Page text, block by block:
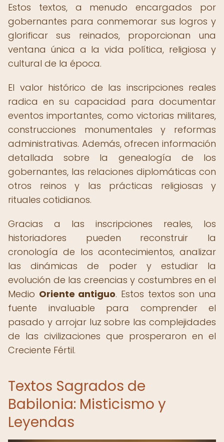
Estos textos, a menudo encargados por
gobernantes para conmemorar sus logros y
glorificar sus reinados, proporcionan una
ventana única a la vida política, religiosa y
cultural de la época.
El valor histórico de las inscripciones reales
radica en su capacidad para documentar
eventos importantes, como victorias militares,
construcciones monumentales y reformas
administrativas. Además, ofrecen información
detallada sobre la genealogía de los
gobernantes, las relaciones diplomáticas con
otros reinos y las prácticas religiosas y
rituales cotidianos.
Gracias a las inscripciones reales, los
historiadores pueden reconstruir la
cronología de los acontecimientos, analizar
las dinámicas de poder y estudiar la
evolución de las creencias y costumbres en el
Medio Oriente antiguo. Estos textos son una
fuente invaluable para comprender el
pasado y arrojar luz sobre las complejidades
de las civilizaciones que prosperaron en el
Creciente Fértil.
Textos Sagrados de
Babilonia: Misticismo y
Leyendas